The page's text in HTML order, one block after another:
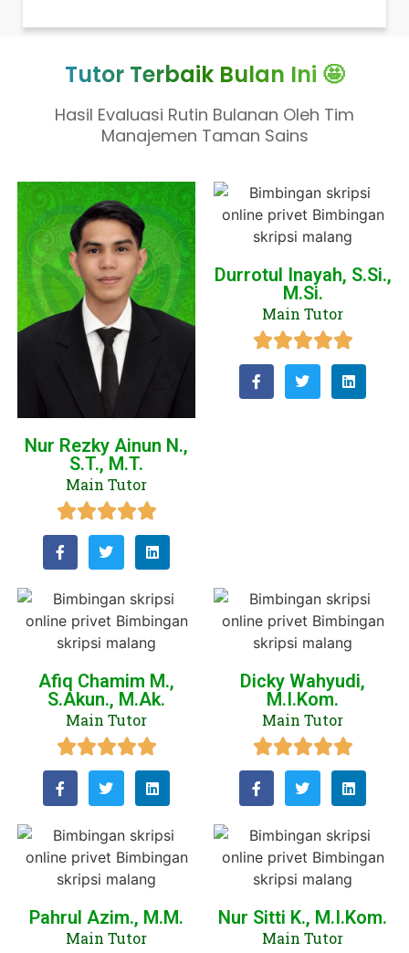
Tutor Terbaik Bulan Ini 🤩
Hasil Evaluasi Rutin Bulanan Oleh Tim
Manajemen Taman Sains
Nur Rezky Ainun N.,
S.T., M.T.
Main Tutor
Durrotul Inayah, S.Si.,
M.Si.
Main Tutor
Afiq Chamim M.,
S.Akun., M.Ak.
Main Tutor
Dicky Wahyudi,
M.I.Kom.
Main Tutor
Pahrul Azim., M.M.
Main Tutor
Nur Sitti K., M.I.Kom.
Main Tutor